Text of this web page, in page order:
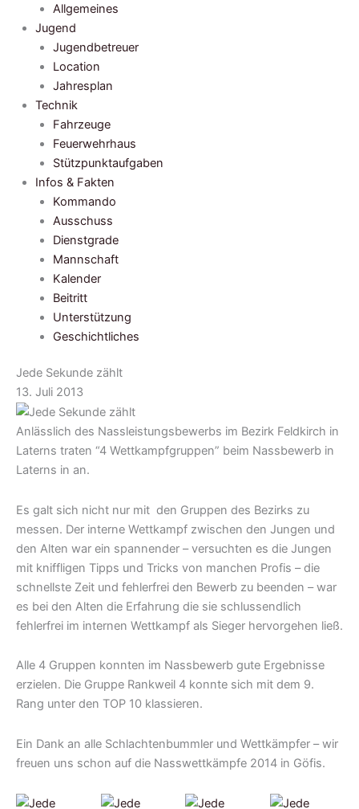
Allgemeines
Jugend
Jugendbetreuer
Location
Jahresplan
Technik
Fahrzeuge
Feuerwehrhaus
Stützpunktaufgaben
Infos & Fakten
Kommando
Ausschuss
Dienstgrade
Mannschaft
Kalender
Beitritt
Unterstützung
Geschichtliches
Jede Sekunde zählt
13. Juli 2013
Anlässlich des Nassleistungsbewerbs im Bezirk Feldkirch in
Laterns traten “4 Wettkampfgruppen” beim Nassbewerb in
Laterns in an.
Es galt sich nicht nur mit den Gruppen des Bezirks zu
messen. Der interne Wettkampf zwischen den Jungen und
den Alten war ein spannender – versuchten es die Jungen
mit kniffligen Tipps und Tricks von manchen Profis – die
schnellste Zeit und fehlerfrei den Bewerb zu beenden – war
es bei den Alten die Erfahrung die sie schlussendlich
fehlerfrei im internen Wettkampf als Sieger hervorgehen ließ.
Alle 4 Gruppen konnten im Nassbewerb gute Ergebnisse
erzielen. Die Gruppe Rankweil 4 konnte sich mit dem 9.
Rang unter den TOP 10 klassieren.
Ein Dank an alle Schlachtenbummler und Wettkämpfer – wir
freuen uns schon auf die Nasswettkämpfe 2014 in Göfis.